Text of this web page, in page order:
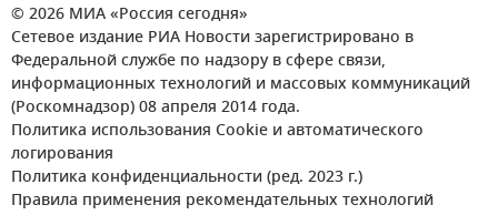
© 2026 МИА «Россия сегодня»
Сетевое издание РИА Новости зарегистрировано в
Федеральной службе по надзору в сфере связи,
информационных технологий и массовых коммуникаций
(Роскомнадзор) 08 апреля 2014 года.
Политика использования Cookie и автоматического
логирования
Политика конфиденциальности (ред. 2023 г.)
Правила применения рекомендательных технологий